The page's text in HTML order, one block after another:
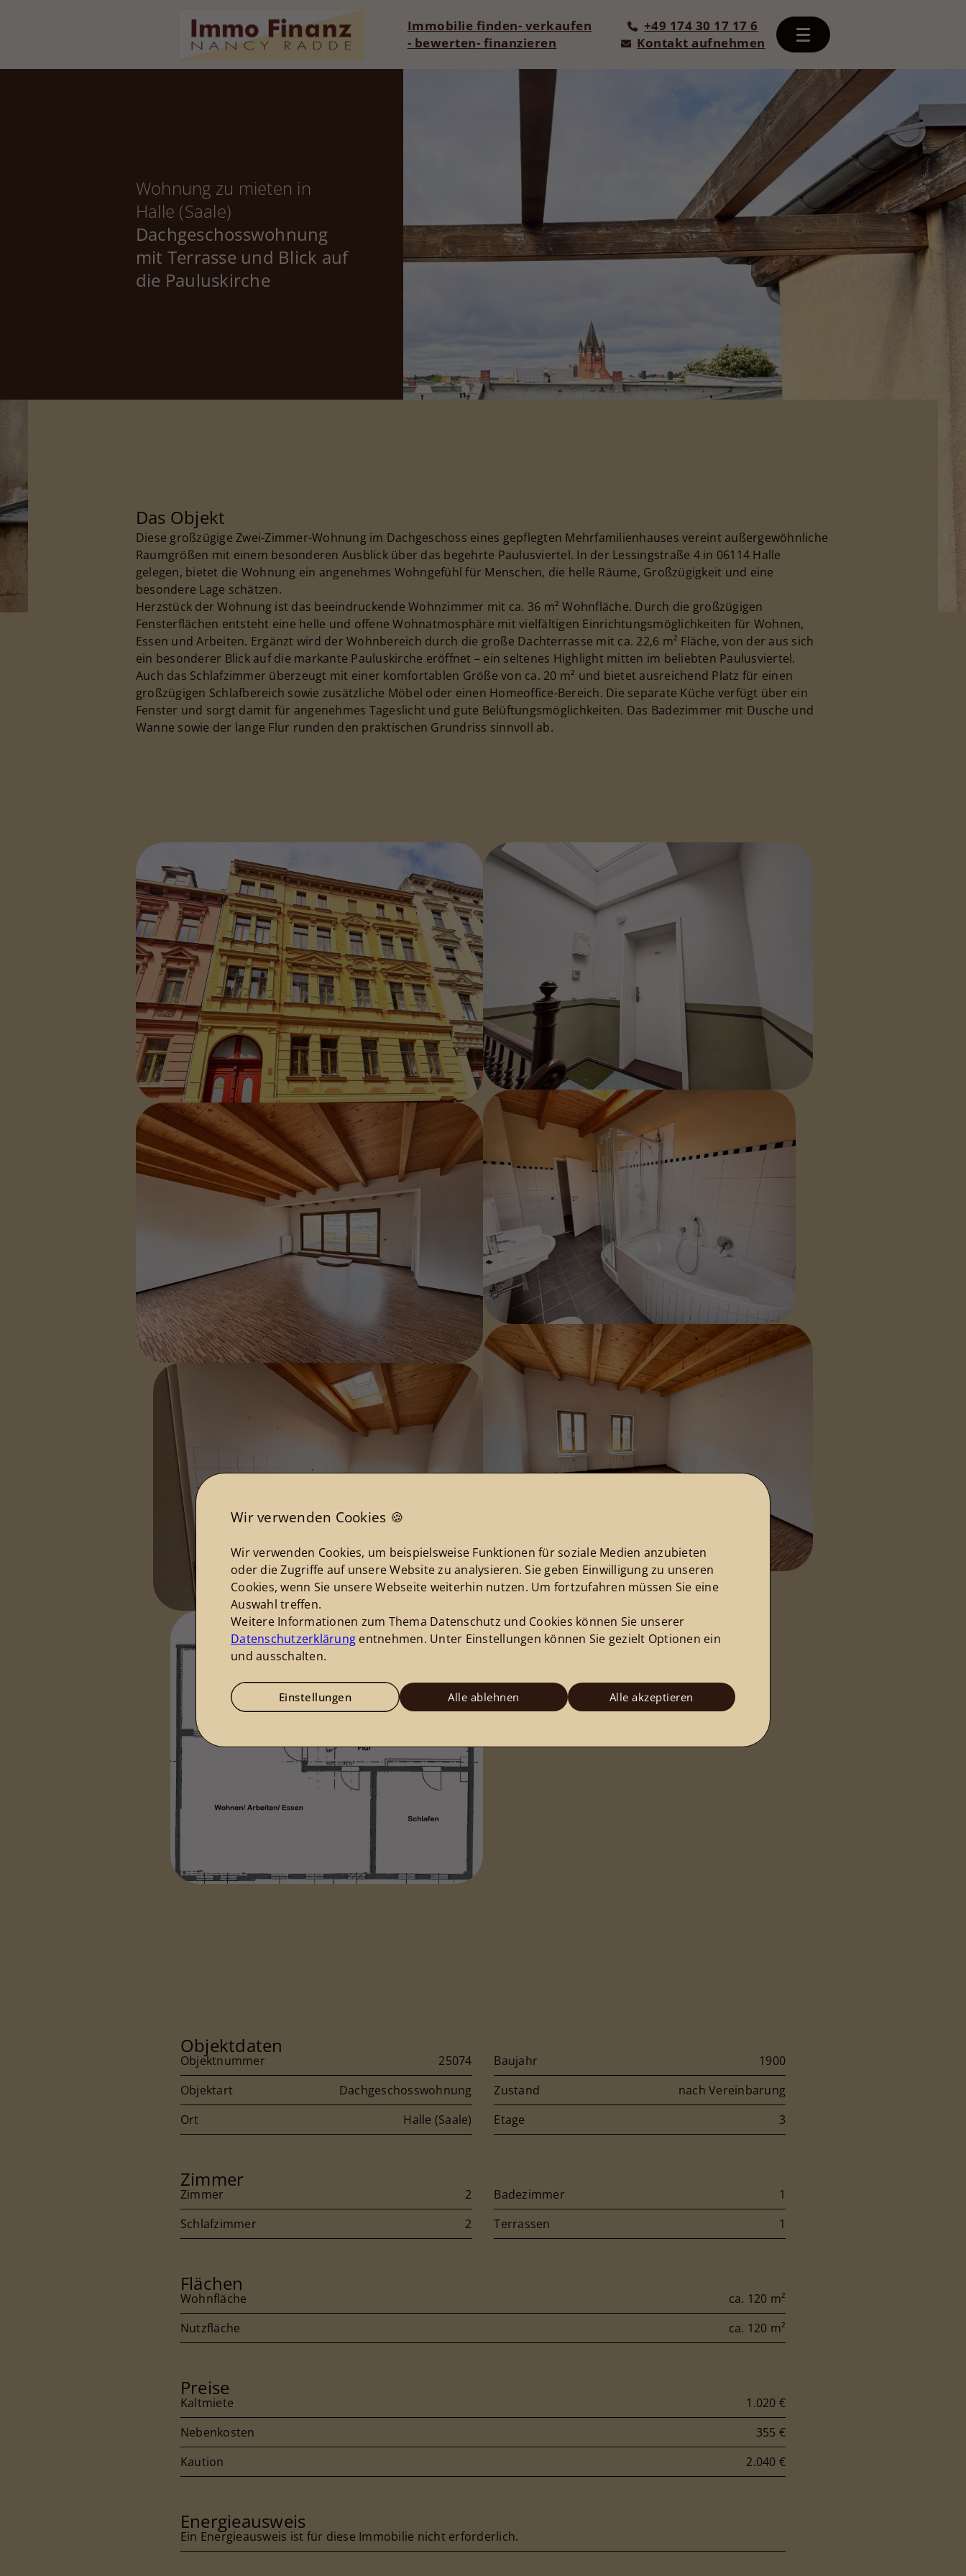
Immobilie finden- verkaufen
- bewerten- finanzieren
+49 174 30 17 17 6
Kontakt aufnehmen
Wohnung zu mieten in
Halle (Saale)
Dachgeschosswohnung
mit Terrasse und Blick auf
die Pauluskirche
Das Objekt
Diese großzügige Zwei-Zimmer-Wohnung im Dachgeschoss eines gepflegten Mehrfamilienhauses vereint außergewöhnliche
Raumgrößen mit einem besonderen Ausblick über das begehrte Paulusviertel. In der Lessingstraße 4 in 06114 Halle
gelegen, bietet die Wohnung ein angenehmes Wohngefühl für Menschen, die helle Räume, Großzügigkeit und eine
besondere Lage schätzen.
Herzstück der Wohnung ist das beeindruckende Wohnzimmer mit ca. 36 m² Wohnfläche. Durch die großzügigen
Fensterflächen entsteht eine helle und offene Wohnatmosphäre mit vielfältigen Einrichtungsmöglichkeiten für Wohnen,
Essen und Arbeiten. Ergänzt wird der Wohnbereich durch die große Dachterrasse mit ca. 22,6 m² Fläche, von der aus sich
ein besonderer Blick auf die markante Pauluskirche eröffnet – ein seltenes Highlight mitten im beliebten Paulusviertel.
Auch das Schlafzimmer überzeugt mit einer komfortablen Größe von ca. 20 m² und bietet ausreichend Platz für einen
großzügigen Schlafbereich sowie zusätzliche Möbel oder einen Homeoffice-Bereich. Die separate Küche verfügt über ein
Fenster und sorgt damit für angenehmes Tageslicht und gute Belüftungsmöglichkeiten. Das Badezimmer mit Dusche und
Wanne sowie der lange Flur runden den praktischen Grundriss sinnvoll ab.
Objektdaten
Objektnummer
25074
Objektart
Dachgeschosswohnung
Ort
Halle (Saale)
Baujahr
1900
Zustand
nach Vereinbarung
Etage
3
Zimmer
Zimmer
2
Schlafzimmer
2
Badezimmer
1
Terrassen
1
Flächen
Wohnfläche
ca. 120 m²
Nutzfläche
ca. 120 m²
Preise
Kaltmiete
1.020 €
Nebenkosten
355 €
Kaution
2.040 €
Energieausweis
Ein Energieausweis ist für diese Immobilie nicht erforderlich.
Wir verwenden Cookies 🍪
Wir verwenden Cookies, um beispielsweise Funktionen für soziale Medien anzubieten
oder die Zugriffe auf unsere Website zu analysieren. Sie geben Einwilligung zu unseren
Cookies, wenn Sie unsere Webseite weiterhin nutzen. Um fortzufahren müssen Sie eine
Auswahl treffen.
Weitere Informationen zum Thema Datenschutz und Cookies können Sie unserer
Datenschutzerklärung entnehmen. Unter Einstellungen können Sie gezielt Optionen ein
und ausschalten.
Einstellungen Alle ablehnen Alle akzeptieren